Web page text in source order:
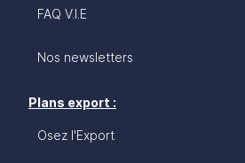
FAQ V.I.E
Nos newsletters
Plans export :
Osez l'Export